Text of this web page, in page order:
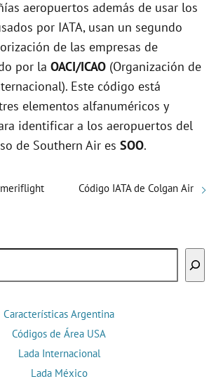
aeropuertos además de usar los
por IATA, usan un segundo
de las empresas de
por la OACI/ICAO (Organización de
Este código está
elementos alfanuméricos y
identificar a los aeropuertos del
de Southern Air es SOO.
Código IATA de Colgan Air
Características Argentina
Códigos de Área USA
Lada Internacional
Lada México